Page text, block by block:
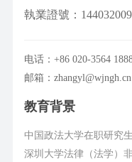
執業證號：
电话：+86 020-3564
邮箱：zhangyl@wjngh.cn
教育背景
中国政法大学在职研究生
深圳大学法律（法学）